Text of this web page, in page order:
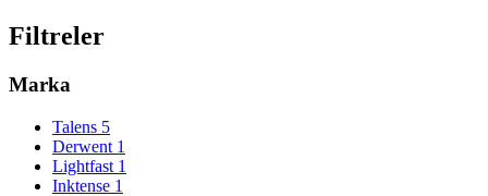
Filtreler
Marka
Talens 5
Derwent 1
Lightfast 1
Inktense 1